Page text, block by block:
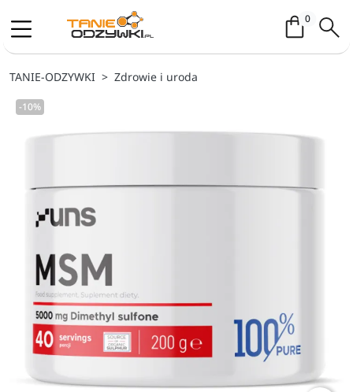
0Koszyk /
TANIE-ODZYWKI Zdrowie i uroda
-10%